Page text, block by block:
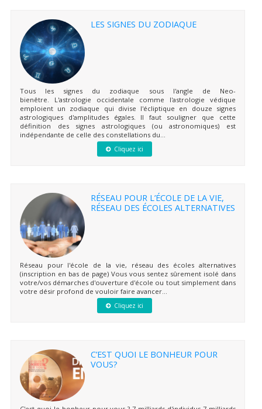
LES SIGNES DU ZODIAQUE
Tous les signes du zodiaque sous l'angle de Neo-
bienêtre. L'astrologie occidentale comme l'astrologie védique
emploient un zodiaque qui divise l'écliptique en douze signes
astrologiques d'amplitudes égales. Il faut souligner que cette
définition des signes astrologiques (ou astronomiques) est
indépendante de celle des constellations du...
Cliquez ici
RÉSEAU POUR L’ÉCOLE DE LA VIE,
RÉSEAU DES ÉCOLES ALTERNATIVES
Réseau pour l'école de la vie, réseau des écoles alternatives
(inscription en bas de page) Vous vous sentez sûrement isolé dans
votre/vos démarches d'ouverture d'école ou tout simplement dans
votre désir profond de vouloir faire avancer...
Cliquez ici
C’EST QUOI LE BONHEUR POUR
VOUS?